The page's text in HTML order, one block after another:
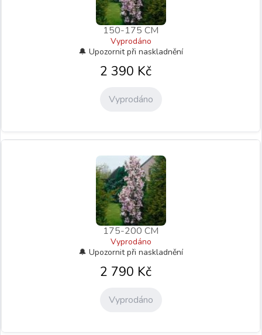
150-175 CM
Vyprodáno
2 390 Kč
Vyprodáno
175-200 CM
Vyprodáno
2 790 Kč
Vyprodáno